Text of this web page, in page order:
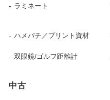
ラミネート
ハメパチ／プリント資材
双眼鏡/ゴルフ距離計
中古